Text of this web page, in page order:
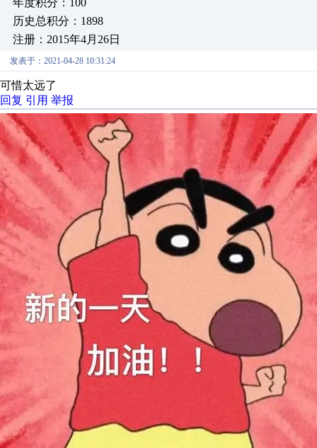
年度积分：100
历史总积分：1898
注册：2015年4月26日
发表于：2021-04-28 10:31:24
可惜太远了
回复 引用 举报